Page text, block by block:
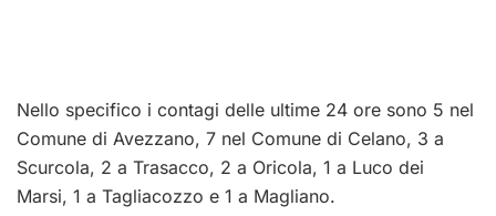
Nello specifico i contagi delle ultime 24 ore sono 5 nel
Comune di Avezzano, 7 nel Comune di Celano, 3 a
Scurcola, 2 a Trasacco, 2 a Oricola, 1 a Luco dei
Marsi, 1 a Tagliacozzo e 1 a Magliano.